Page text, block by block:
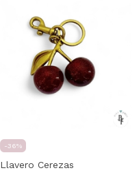
-36%
Llavero Cerezas